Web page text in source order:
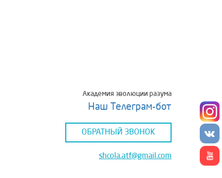
Академия эволюции разума
Наш Телеграм-бот
ОБРАТНЫЙ ЗВОНОК
shcolа.atf@gmail.com